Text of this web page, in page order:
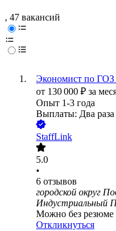
, 47 вакансий
Экономист по ГОЗ
от 130 000 ₽ за
Опыт 1-3 года
Выплаты: Два раза
StaffLink
5.0
•
6 отзывов
городской округ
Индустриальный
Можно без резюме
Откликнуться